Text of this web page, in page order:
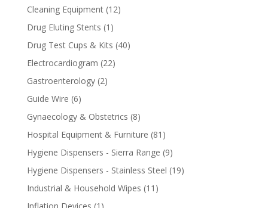
Cleaning Equipment 1212
Drug Eluting Stents 1 1
product
Drug Test Cups & Kits 4040
Electrocardiogram 2222
Gastroenterology 22
Guide Wire 66
products
Gynaecology & Obstetrics 88
products
Hospital Equipment & Furniture 81 81
products
Hygiene Dispensers - Sierra Range 99
products
Hygiene Dispensers - Stainless Steel 1919
Industrial & Household Wipes 11 11
Inflation Devices 1 1